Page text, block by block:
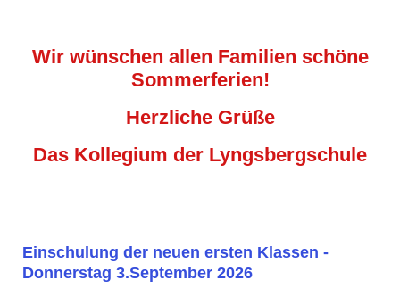
Wir wünschen allen Familien schöne
Sommerferien!
Herzliche Grüße
Das Kollegium der Lyngsbergschule
Einschulung der neuen ersten Klassen -
Donnerstag 3.September 2026